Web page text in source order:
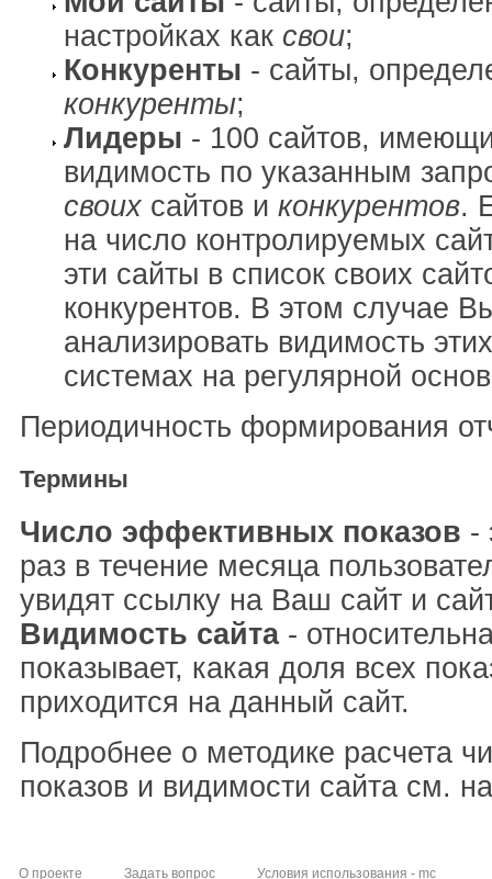
настройках как свои;
Конкуренты - сайты,
конкуренты;
Лидеры - 100 сайтов,
видимость по указанным
своих сайтов и конкурентов.
на число контролируемых
эти сайты в список своих
конкурентов. В этом случае
анализировать видимость
системах на регулярной
Периодичность формирования
Термины
Число эффективных показов -
раз в течение месяца
увидят ссылку на Ваш сайт и
Видимость сайта-
показывает, какая доля всех
приходится на данный сайт.
Подробнее о методике расчета
показов и видимости сайта см.
О проекте Задать вопрос Условия использования - mc